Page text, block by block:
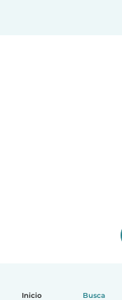
Inicio Busca